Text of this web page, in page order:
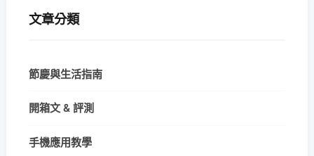
文章分類
節慶與生活指南
開箱文 & 評測
手機應用教學